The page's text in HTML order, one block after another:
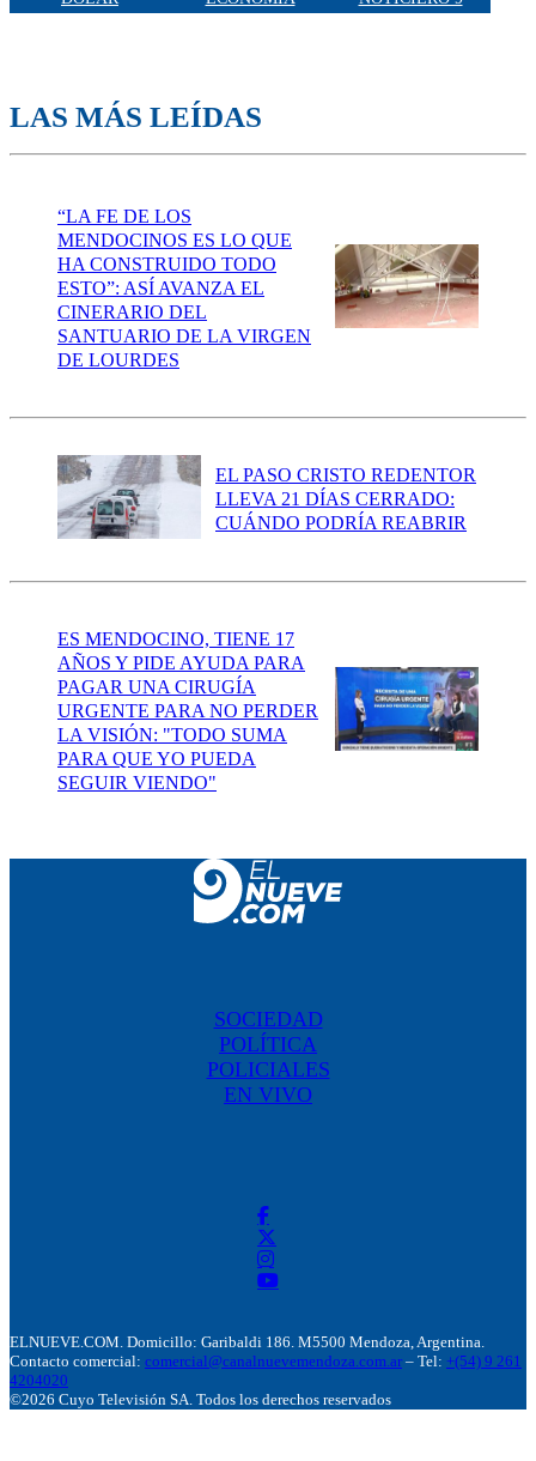
LAS MÁS LEÍDAS
“LA FE DE LOS
MENDOCINOS ES LO QUE
HA CONSTRUIDO TODO
ESTO”: ASÍ AVANZA EL
CINERARIO DEL
SANTUARIO DE LA VIRGEN
DE LOURDES
EL PASO CRISTO REDENTOR
LLEVA 21 DÍAS CERRADO:
CUÁNDO PODRÍA REABRIR
ES MENDOCINO, TIENE 17
AÑOS Y PIDE AYUDA PARA
PAGAR UNA CIRUGÍA
URGENTE PARA NO PERDER
LA VISIÓN: "TODO SUMA
PARA QUE YO PUEDA
SEGUIR VIENDO"
SOCIEDAD
POLÍTICA
POLICIALES
EN VIVO
ELNUEVE.COM. Domicillo: Garibaldi 186. M5500 Mendoza, Argentina.
Contacto comercial: comercial@canalnuevemendoza.com.ar – Tel: +(54) 9 261
4204020
©2026 Cuyo Televisión SA. Todos los derechos reservados